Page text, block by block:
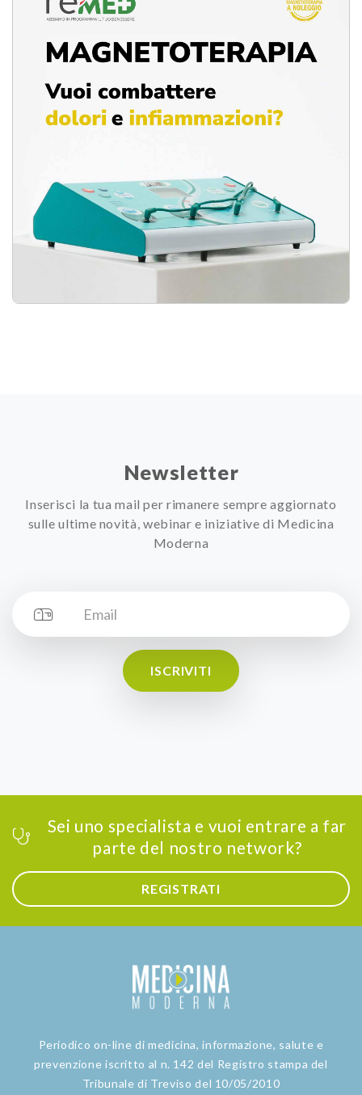
Newsletter
Inserisci la tua mail per rimanere sempre aggiornato
sulle ultime novità, webinar e iniziative di Medicina
Moderna
ISCRIVITI
Sei uno specialista e vuoi entrare a far
parte del nostro network?
REGISTRATI
Periodico on-line di medicina, informazione, salute e
prevenzione iscritto al n. 142 del Registro stampa del
Tribunale di Treviso del 10/05/2010